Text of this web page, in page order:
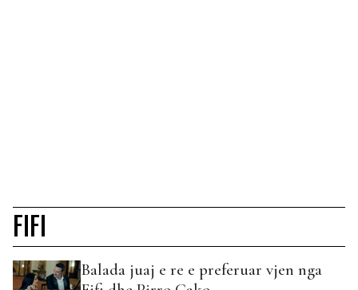
FIFI
Balada juaj e re e preferuar vjen nga